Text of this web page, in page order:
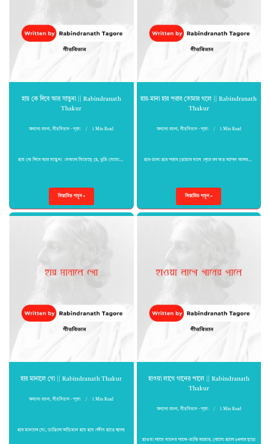
হায় কে দিবে আর সান্ত্বনা || Rabindranath
Thakur
অন্যান্য রচনা,গীতবিতান - পূজা 1 Min Read
হায় কে দিবে আর সান্ত্বনা ।সকলে গিয়েছে হে, তুমি যেয়ো…
বিস্তারিত পড়ুন »
হার-মানা হার পরাব তোমার গলে || Rabindranath
Thakur
অন্যান্য রচনা , গীতবিতান - পূজা 1 Min Read
হার-মানা হার পরাব তোমার গলে ।দূরে রব কত আপন বলের…
বিস্তারিত পড়ুন »
হার মানালে গো || Rabindranath Thakur
অন্যান্য রচনা,গীতবিতান - পূজা 1 Min Read
হার মানালে গো, ভাঙিলে অভিমান হায় হায়।ক্ষীণ হাতে জ্বালা
হাওয়া লাগে গানের পালে || Rabindranath
Thakur
অন্যান্য রচনা , গীতবিতান - পূজা 1 Min Read
হাওয়া লাগে গানের পালে–মাঝি আমার, বোসো হালে॥এবার ছাড়া